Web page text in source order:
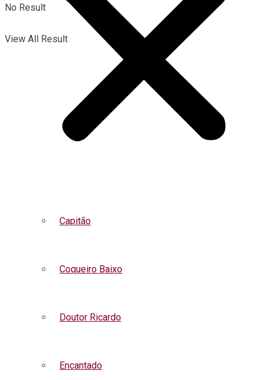
Capitão
Coqueiro Baixo
Doutor Ricardo
Encantado
No Result
View All Result